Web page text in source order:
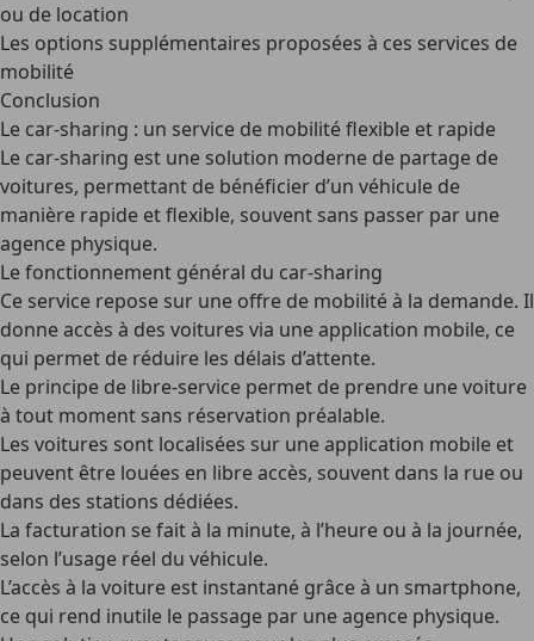
ou de location
Les options supplémentaires proposées à ces services de
mobilité
Conclusion
Le car-sharing : un service de mobilité flexible et rapide
Le car-sharing est une solution moderne de partage de
voitures, permettant de bénéficier d’un véhicule de
manière rapide et flexible, souvent sans passer par une
agence physique.
Le fonctionnement général du car-sharing
Ce service repose sur une offre de mobilité à la demande. Il
donne accès à des voitures via une application mobile, ce
qui permet de réduire les délais d’attente.
Le principe de libre-service permet de prendre une voiture
à tout moment sans réservation préalable.
Les voitures sont localisées sur une application mobile et
peuvent être louées en libre accès, souvent dans la rue ou
dans des stations dédiées.
La facturation se fait à la minute, à l’heure ou à la journée,
selon l’usage réel du véhicule.
L’accès à la voiture est instantané grâce à un smartphone,
ce qui rend inutile le passage par une agence physique.